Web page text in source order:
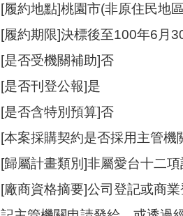
[履約地點]桃園市(非原住民地
[履約期限]決標後至100年6月
[是否受機關補助]否
[是否刊登公報]是
[是否含特別預算]否
[本案採購契約是否採用主管機
[歸屬計畫類別]非屬愛台十二
[廠商資格摘要]公司登記或商